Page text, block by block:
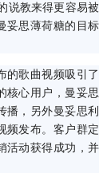
说教来得更容易被
妥思薄荷糖的目标
歌曲视频吸引了
核心用户，曼妥思
播，另外曼妥思利
频发布。客户群定
活动获得成功，并